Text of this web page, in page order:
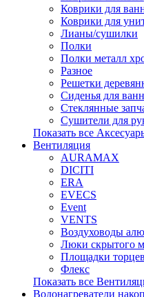
Коврики для
Коврики для
Лианы/сушилки
Полки
Полки металл
Разное
Решетки
Сиденья для
Стеклянные
Сушители для
Показать все
Вентиляция
AURAMAX
DICITI
ERA
EVECS
Event
VENTS
Воздуховоды
Люки скрытого
Площадки
Флекс
Показать все
Водонагреватели